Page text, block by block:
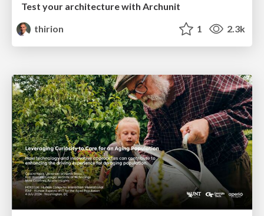
Test your architecture with Archunit
thirion
1 2.3k